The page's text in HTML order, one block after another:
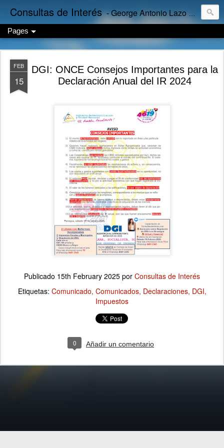
Consultas de Interés - George Antonio Lazo Sánchez
Pages
FEB
15
DGI: ONCE Consejos Importantes para la
Declaración Anual del IR 2024
Publicado 15th February 2025 por Consultas de Interés
Etiquetas: Comunicado Comunicados Declaraciones DGI
Impuestos
0 Añadir un comentario